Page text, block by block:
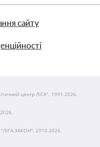
сайту
центр ЛІГА", 1991-2026.
2010-2026.